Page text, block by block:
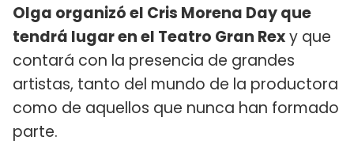
Olga organizó el Cris Morena Day que
tendrá lugar en el Teatro Gran Rexy que
contará con la presencia de grandes
artistas, tanto del mundo de la productora
como de aquellos que nunca han formado
parte.